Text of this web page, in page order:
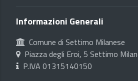
Informazioni Generali
Comune di Settimo Milanese
Piazza degli Eroi, 5 Settimo
P.IVA 01315140150